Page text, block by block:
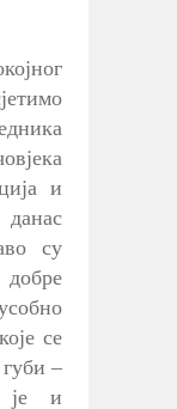
и
су
се
–
је и